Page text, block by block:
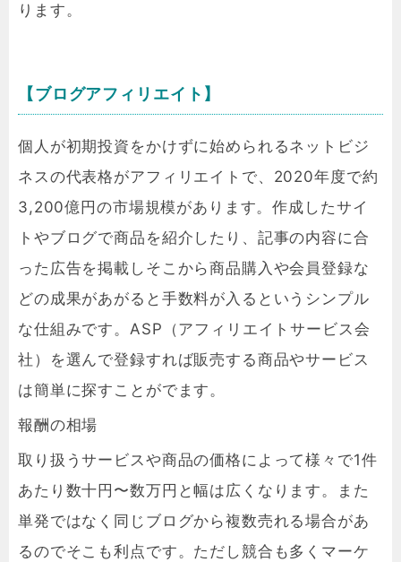
ります。
【ブログアフィリエイト】
個人が初期投資をかけずに始められるネットビジ
ネスの代表格がアフィリエイトで、2020年度で約
3,200億円の市場規模があります。作成したサイ
トやブログで商品を紹介したり、記事の内容に合
った広告を掲載しそこから商品購入や会員登録な
どの成果があがると手数料が入るというシンプル
な仕組みです。ASP（アフィリエイトサービス会
社）を選んで登録すれば販売する商品やサービス
は簡単に探すことがでます。
報酬の相場
取り扱うサービスや商品の価格によって様々で1件
あたり数十円〜数万円と幅は広くなります。また
単発ではなく同じブログから複数売れる場合があ
るのでそこも利点です。ただし競合も多くマーケ